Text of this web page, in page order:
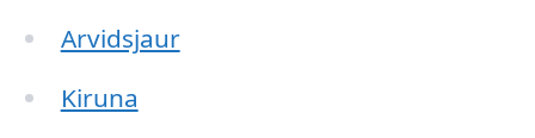
Arvidsjaur
Kiruna